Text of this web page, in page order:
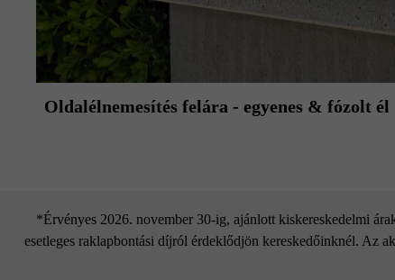
Oldalélnemesítés felára - egyenes & fózolt él
*Érvényes 2026. november 30-ig, ajánlott kiskereskedelmi
esetleges raklapbontási díjról érdeklődjön kereskedőinknél. Az